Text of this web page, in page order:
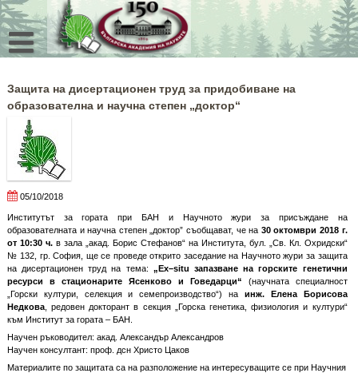
Skip
to
content
Защита на дисертационен труд за придобиване на
образователна и научна степен „доктор“
05/10/2018
Институтът за гората при БАН и Научното жури за присъждане на
образователната и научна степен „доктор” съобщават, че на 30 октомври 2018 г.
от 10:30 ч. в зала „акад. Борис Стефанов“ на Института, бул. „Св. Кл. Охридски“
№ 132, гр. София, ще се проведе открито заседание на Научното жури за защита
на дисертационен труд на тема: „Ex–situ запазване на горските генетични
ресурси в стационарите Ясенково и Говедарци“ (научната специалност
„Горски култури, селекция и семепроизводство“) на инж.
Елена Борисова
Недкова, редовен докторант в секция „Горска генетика, физиология и култури“
към Институт за гората – БАН.
Научен ръководител: акад. Александър Александров
Научен консултант: проф. дсн Христо Цаков
Материалите по защитата са на разположение на интересуващите се при Научния